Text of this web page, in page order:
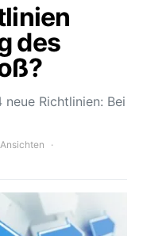
des
Richtlinien: Bei